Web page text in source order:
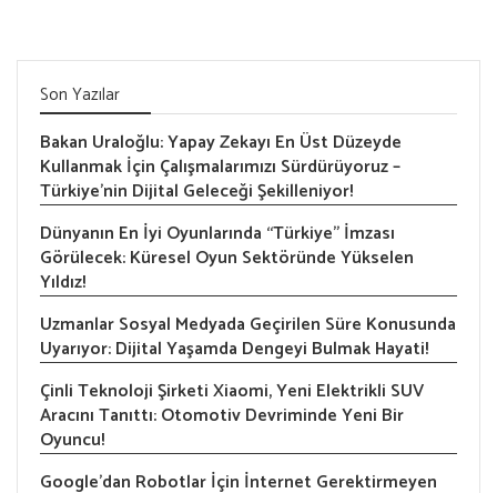
Son Yazılar
Bakan Uraloğlu: Yapay Zekayı En Üst Düzeyde
Kullanmak İçin Çalışmalarımızı Sürdürüyoruz –
Türkiye’nin Dijital Geleceği Şekilleniyor!
Dünyanın En İyi Oyunlarında “Türkiye” İmzası
Görülecek: Küresel Oyun Sektöründe Yükselen
Yıldız!
Uzmanlar Sosyal Medyada Geçirilen Süre Konusunda
Uyarıyor: Dijital Yaşamda Dengeyi Bulmak Hayati!
Çinli Teknoloji Şirketi Xiaomi, Yeni Elektrikli SUV
Aracını Tanıttı: Otomotiv Devriminde Yeni Bir
Oyuncu!
Google’dan Robotlar İçin İnternet Gerektirmeyen